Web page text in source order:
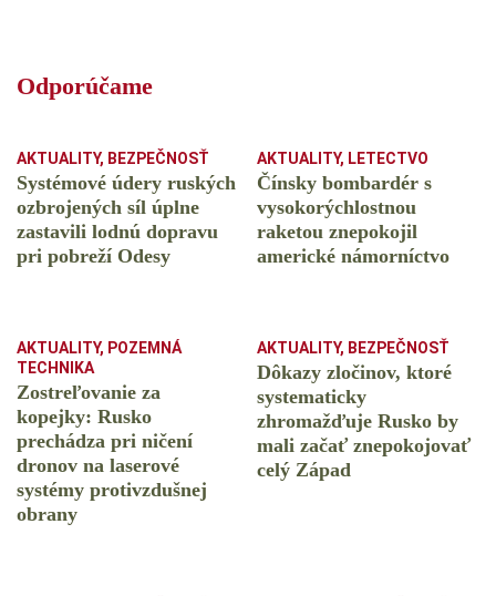
Odporúčame
AKTUALITY, BEZPEČNOSŤ
Systémové údery ruských
ozbrojených síl úplne
zastavili lodnú dopravu
pri pobreží Odesy
AKTUALITY, LETECTVO
Čínsky bombardér s
vysokorýchlostnou
raketou znepokojil
americké námorníctvo
AKTUALITY, POZEMNÁ
TECHNIKA
Zostreľovanie za
kopejky: Rusko
prechádza pri ničení
dronov na laserové
systémy protivzdušnej
obrany
AKTUALITY, BEZPEČNOSŤ
Dôkazy zločinov, ktoré
systematicky
zhromažďuje Rusko by
mali začať znepokojovať
celý Západ